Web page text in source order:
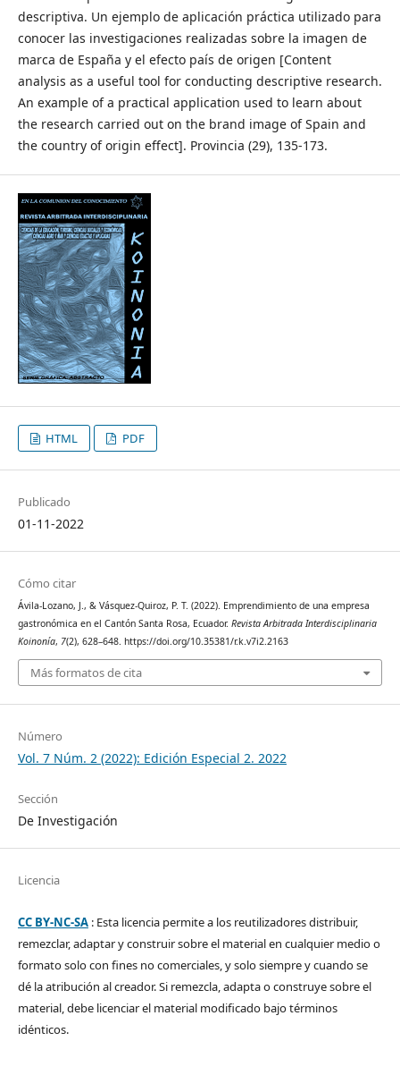
descriptiva. Un ejemplo de aplicación práctica utilizado para
conocer las investigaciones realizadas sobre la imagen de
marca de España y el efecto país de origen [Content
analysis as a useful tool for conducting descriptive research.
An example of a practical application used to learn about
the research carried out on the brand image of Spain and
the country of origin effect]. Provincia (29), 135-173.
HTML PDF
Publicado
01-11-2022
Cómo citar
Ávila-Lozano, J., & Vásquez-Quiroz, P. T. (2022). Emprendimiento de una empresa
gastronómica en el Cantón Santa Rosa, Ecuador. Revista Arbitrada Interdisciplinaria
Koinonía, 7(2), 628–648. https://doi.org/10.35381/r.k.v7i2.2163
Más formatos de cita
Número
Vol. 7 Núm. 2 (2022): Edición Especial 2. 2022
Sección
De Investigación
Licencia
CC BY-NC-SA: Esta licencia permite a los reutilizadores distribuir,
remezclar, adaptar y construir sobre el material en cualquier medio o
formato solo con fines no comerciales, y solo siempre y cuando se
dé la atribución al creador. Si remezcla, adapta o construye sobre el
material, debe licenciar el material modificado bajo términos
idénticos.